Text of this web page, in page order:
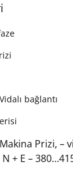
bağlantı
Prizi, –
+ E –